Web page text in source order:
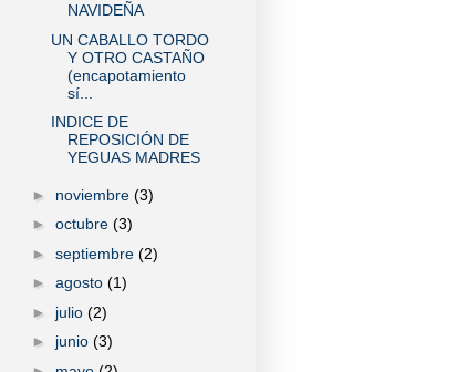
NAVIDEÑA
UN CABALLO TORDO
Y OTRO CASTAÑO
(encapotamiento
sí...
INDICE DE
REPOSICIÓN DE
YEGUAS MADRES
► noviembre (3)
► octubre (3)
► septiembre (2)
► agosto (1)
► julio (2)
► junio (3)